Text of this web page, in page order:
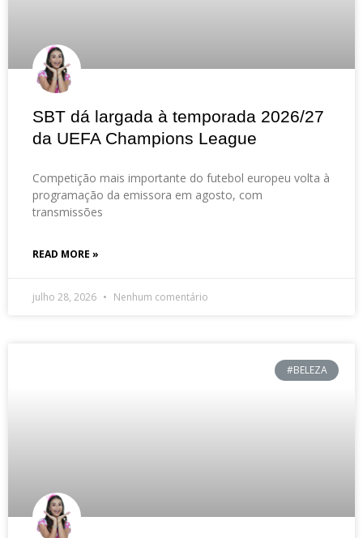
SBT dá largada à temporada 2026/27
da UEFA Champions League
Competição mais importante do futebol europeu volta à
programação da emissora em agosto, com
transmissões
READ MORE »
julho 28, 2026 Nenhum comentário
#BELEZA